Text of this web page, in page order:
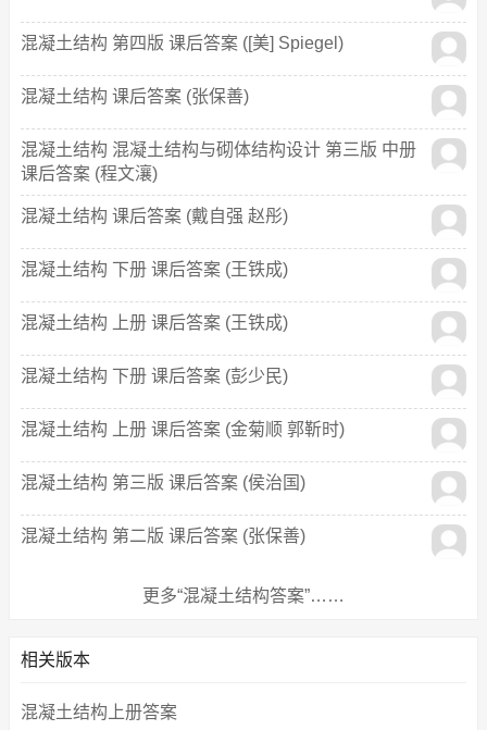
混凝土结构 第四版 课后答案 ([美] Spiegel)
混凝土结构 课后答案 (张保善)
混凝土结构 混凝土结构与砌体结构设计 第三版 中册
课后答案 (程文瀼)
混凝土结构 课后答案 (戴自强 赵彤)
混凝土结构 下册 课后答案 (王铁成)
混凝土结构 上册 课后答案 (王铁成)
混凝土结构 下册 课后答案 (彭少民)
混凝土结构 上册 课后答案 (金菊顺 郭靳时)
混凝土结构 第三版 课后答案 (侯治国)
混凝土结构 第二版 课后答案 (张保善)
更多“混凝土结构答案”……
相关版本
混凝土结构上册答案